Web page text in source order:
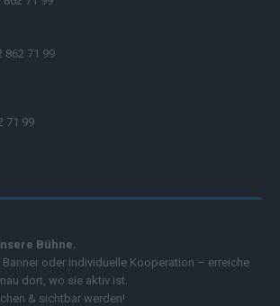
862 71 99
71 99
Bühne.
oder individuelle Kooperation – erreiche
dort, wo sie aktiv ist.
& sichtbar werden!